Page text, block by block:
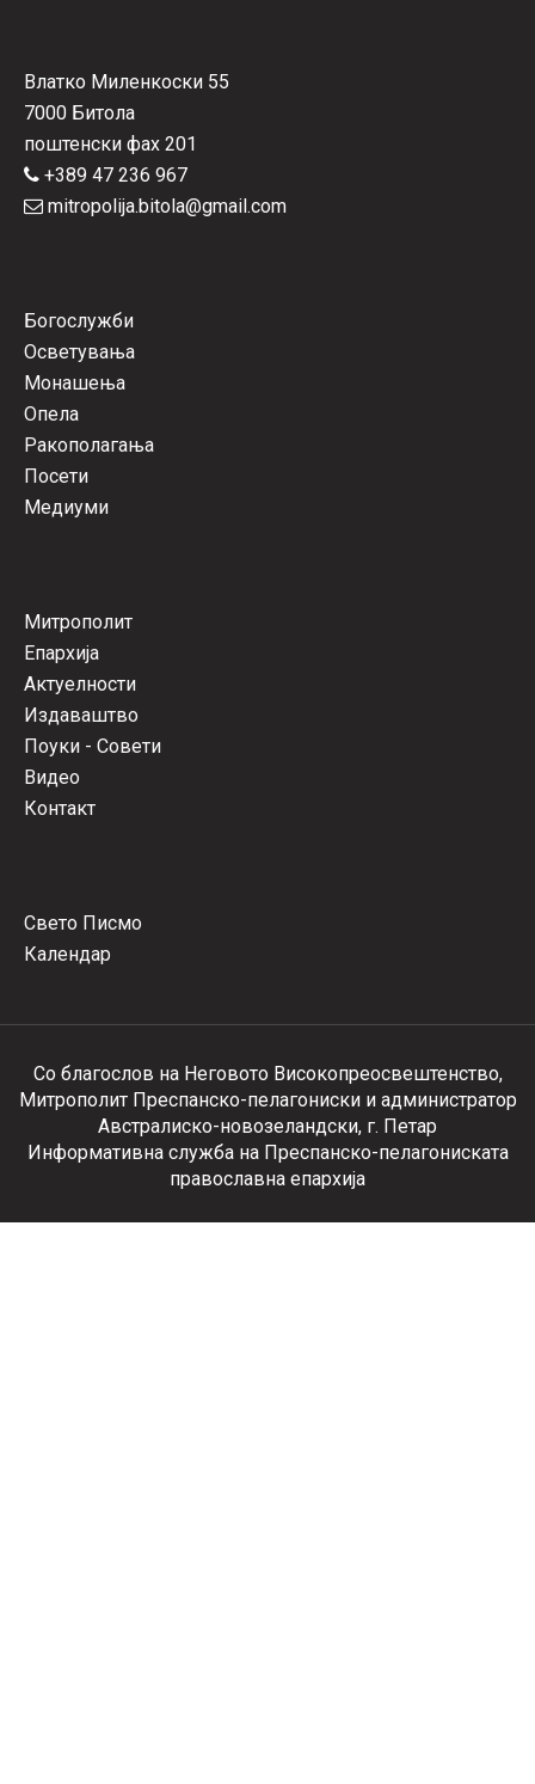
Влатко Миленкоски 55
7000 Битола
поштенски фах 201
+389 47 236 967
mitropolija.bitola@gmail.com
Богослужби
Осветувања
Монашења
Опела
Ракополагања
Посети
Медиуми
Митрополит
Епархија
Актуелности
Издаваштво
Поуки - Совети
Видео
Контакт
Свето Писмо
Календар
Со благослов на Неговото Високопреосвештенство,
Митрополит Преспанско-пелагониски и администратор
Австралиско-новозеландски, г. Петар
Информативна служба на Преспанско-пелагониската
православна епархија